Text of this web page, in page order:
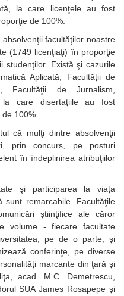
la care licenţele au fost
de 100%.
facultăţilor noastre
(1749 licenţiaţi) în proporţie
studenţilor. Există şi cazurile
Aplicată, Facultăţii de
Facultăţii de Jurnalism,
la care disertaţiile au fost
100%.
că mulţi dintre absolvenţii
prin concurs, pe posturi
în îndeplinirea atribuţiilor
şi participarea la viaţa
sunt remarcabile. Facultăţile
ştiinţifice ale căror
volume - fiecare facultate
pe de o parte, şi
conferinţe, pe diverse
marcante din ţară şi
acad. M.C. Demetrescu,
SUA James Rosapepe şi